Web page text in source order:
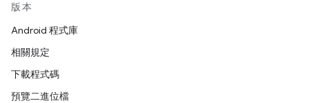
版本
Android 程式庫
相關規定
下載程式碼
預覽二進位檔